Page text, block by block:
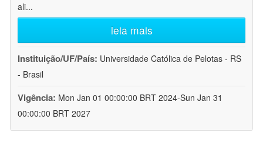
ali...
leia mais
Instituição/UF/País: Universidade Católica de Pelotas - RS
- Brasil
Vigência: Mon Jan 01 00:00:00 BRT 2024-Sun Jan 31
00:00:00 BRT 2027